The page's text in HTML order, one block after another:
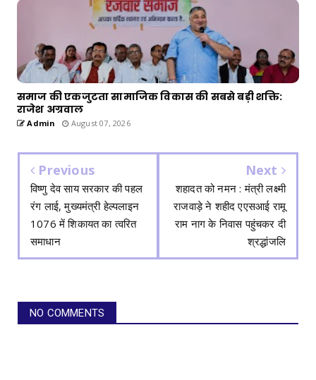
समाज की एकजुटता सामाजिक विकास की सबसे बड़ी शक्ति:
राजेश अग्रवाल
Admin August 07, 2026
Previous
विष्णु देव साय सरकार की पहल
रंग लाई, मुख्यमंत्री हेल्पलाइन
1076 में शिकायत का त्वरित
समाधान
Next
शहादत को नमन : मंत्री लक्ष्मी
राजवाड़े ने शहीद एएसआई रामू
राम नाग के निवास पहुंचकर दी
श्रद्धांजलि
NO COMMENTS